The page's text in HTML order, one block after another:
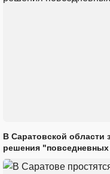
В Саратовской области
решения "повседневных